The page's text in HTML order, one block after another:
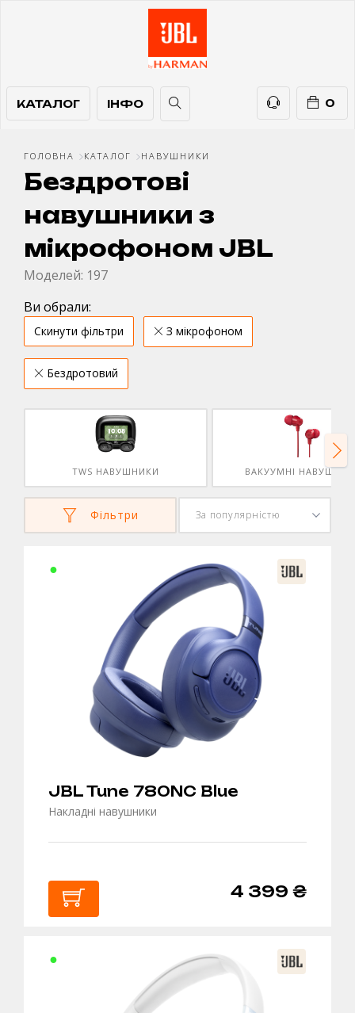
КАТАЛОГ
КАТАЛОГ ІНФО
ІНФО 0
ТЕЛЕФОНИ
ГОЛОВНА КАТАЛОГ НАВУШНИКИ
Бездротові
навушники з
мікрофоном JBL
Моделей: 197
Ви обрали:
Скинути фільтри З мікрофоном
Бездротовий
TWS НАВУШНИКИ ВАКУУМНІ Next
Фільтри
JBL Tune 780NC Blue
Накладні навушники
4 399 ₴